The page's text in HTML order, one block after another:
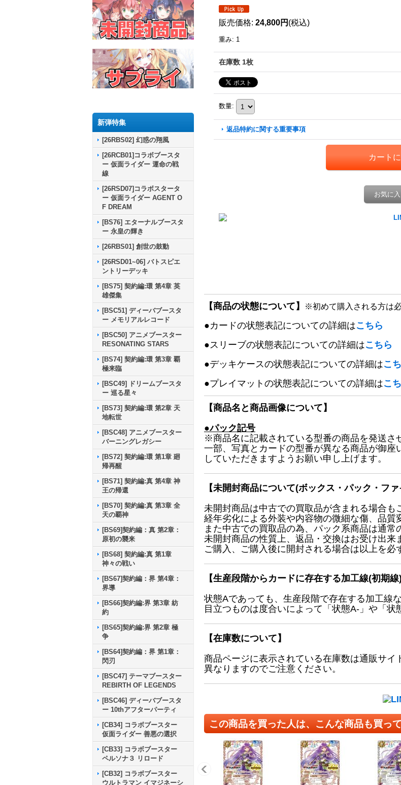
新弾特集
[26RBS02] 幻惑の翔風
[26RCB01]コラボブースタ
ー 仮面ライダー 運命の戦
線
[26RSD07]コラボスタータ
ー 仮面ライダー AGENT O
F DREAM
[BS76] エターナルブースタ
ー 永皇の輝き
[26RBS01] 創世の鼓動
[26RSD01~06] バトスピエ
ントリーデッキ
[BS75] 契約編:環 第4章 英
雄傑集
[BSC51] ディーバブースタ
ー メモリアルレコード
[BSC50] アニメブースター
RESONATING STARS
[BS74] 契約編:環 第3章 覇
極来臨
[BSC49] ドリームブースタ
ー 巡る星々
[BS73] 契約編:環 第2章 天
地転世
[BSC48] アニメブースター
バーニングレガシー
[BS72] 契約編:環 第1章 廻
帰再醒
[BS71] 契約編:真 第4章 神
王の帰還
[BS70] 契約編:真 第3章 全
天の覇神
[BS69]契約編：真 第2章：
原初の襲来
[BS68] 契約編:真 第1章
神々の戦い
[BS67]契約編：界 第4章：
界導
[BS66]契約編:界 第3章 紡
約
[BS65]契約編:界 第2章 極
争
[BS64]契約編：界 第1章：
閃刃
[BSC47] テーマブースター
REBIRTH OF LEGENDS
[BSC46] ディーバブースタ
ー 10thアフターパーティ
[CB34] コラボブースター
仮面ライダー 善悪の選択
[CB33] コラボブースター
ペルソナ３ リロード
[CB32] コラボブースター
ウルトラマン イマジネーシ
販売価格: 24,800円 (税込)
重み: 1
在庫数 1枚
数量:
返品特約に関する重要事項
お気に
【商品の状態について】 ※初めて購入される方は
●カードの状態表記についての詳細はこちら
●スリーブの状態表記についての詳細はこちら
●デッキケースの状態表記についての詳細はこ
●プレイマットの状態表記についての詳細はこ
【商品名と商品画像について】
●パック記号
※商品名に記載されている型番の商品を発送さ
一部、写真とカードの型番が異なる商品が御
していただきますようお願い申し上げます。
【未開封商品について(ボックス・パック・フ
未開封商品は中古での買取品が含まれる場合も
経年劣化による外装や内容物の微細な傷、品質
また中古での買取品の為、パック系商品は通常
未開封商品の性質上、返品・交換はお受け出来
ご購入、ご購入後に開封される場合は以上を必
【生産段階からカードに存在する加工線(初期線
状態Aであっても、生産段階で存在する加工線
目立つものは度合いによって「状態A-」や「状
【在庫数について】
商品ページに表示されている在庫数は通販サ
異なりますのでご注意ください。
この商品を買った人は、こんな商品も買っ